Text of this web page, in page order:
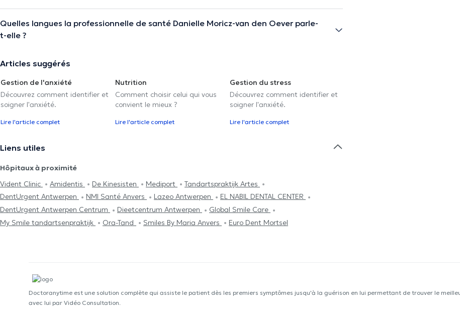
Quelles langues la professionnelle de santé Danielle Moricz-van den Oever parle-
t-elle ?
Articles suggérés
Gestion de l'anxiété
Découvrez comment identifier et
soigner l'anxiété.
Lire l'article complet
Nutrition
Comment choisir celui qui vous
convient le mieux ?
Lire l'article complet
Gestion du stress
Découvrez comment identifier et
soigner l'anxiété.
Lire l'article complet
Liens utiles
Hôpitaux à proximité
Vident Clinic
Amidentis De Kinesisten Mediport
Tandartspraktijk Artes
DentUrgent Antwerpen
NMI Santé Anvers Lazeo Antwerpen
EL NABIL DENTAL CENTER
DentUrgent Antwerpen Centrum
Dieetcentrum Antwerpen
Global Smile Care
My Smile tandartsenpraktijk
Ora-Tand Smiles By Maria Anvers Euro Dent Mortsel
Doctoranytime est une solution complète qui assiste le patient dès les premiers symptômes jusqu'à la guérison en lui permettant de trouver le
avec lui par Vidéo Consultation.